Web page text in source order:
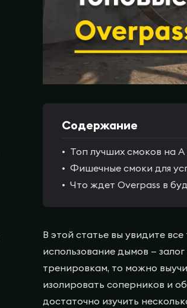
Содержание
Топ лучших смоков на A
Фишечные смоки для
Что ждет Overpass в
В этой статье вы увидите
использование дымов —
тренировкам, то можно
изолировать соперников и
достаточно изучить